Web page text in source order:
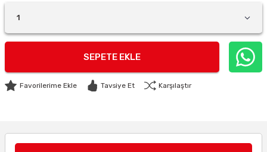
SEPETE EKLE
Tavsiye Et Karşılaştır